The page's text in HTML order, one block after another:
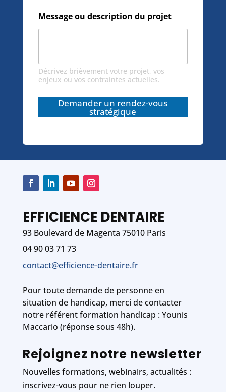
t
P
r
é
d
u
Message ou description du projet
Décrivez brièvement votre projet, vos
enjeux ou vos contraintes actuelles.
Demander un rendez-vous
stratégique
EFFICIENCE DENTAIRE
93 Boulevard de Magenta 75010 Paris
04 90 03 71 73
contact@efficience-dentaire.fr
Pour toute demande de personne en
situation de handicap, merci de contacter
notre référent formation handicap : Younis
Maccario (réponse sous 48h).
Rejoignez notre newsletter
Nouvelles formations, webinairs, actualités :
inscrivez-vous pour ne rien louper.